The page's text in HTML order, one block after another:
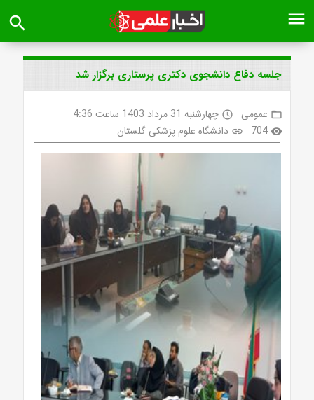
menu
search
جلسه دفاع دانشجوی دکتری پرستاری برگزار شد
folder_open عمومی access_time چهارشنبه 31 مرداد 1403 ساعت 4:36
visibility
704
link دانشگاه علوم پزشکی گلستان